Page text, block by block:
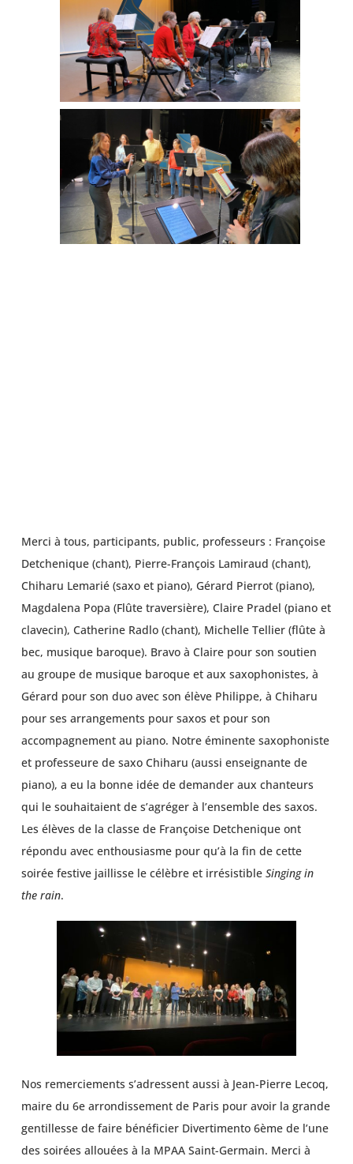
Merci à tous, participants, public, professeurs : Françoise
Detchenique (chant), Pierre-François Lamiraud (chant),
Chiharu Lemarié (saxo et piano), Gérard Pierrot (piano),
Magdalena Popa (Flûte traversière), Claire Pradel (piano et
clavecin), Catherine Radlo (chant), Michelle Tellier (flûte à
bec, musique baroque). Bravo à Claire pour son soutien
au groupe de musique baroque et aux saxophonistes, à
Gérard pour son duo avec son élève Philippe, à Chiharu
pour ses arrangements pour saxos et pour son
accompagnement au piano. Notre éminente saxophoniste
et professeure de saxo Chiharu (aussi enseignante de
piano), a eu la bonne idée de demander aux chanteurs
qui le souhaitaient de s’agréger à l’ensemble des saxos.
Les élèves de la classe de Françoise Detchenique ont
répondu avec enthousiasme pour qu’à la fin de cette
soirée festive jaillisse le célèbre et irrésistible Singing in
the rain.
Nos remerciements s’adressent aussi à Jean-Pierre Lecoq,
maire du 6e arrondissement de Paris pour avoir la grande
gentillesse de faire bénéficier Divertimento 6ème de l’une
des soirées allouées à la MPAA Saint-Germain. Merci à